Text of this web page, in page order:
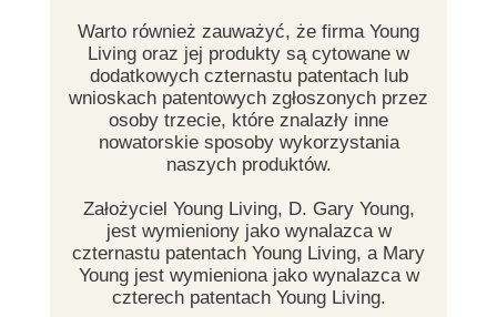
Warto również zauważyć, że firma Young
Living oraz jej produkty są cytowane w
dodatkowych czternastu patentach lub
wnioskach patentowych zgłoszonych przez
osoby trzecie, które znalazły inne
nowatorskie sposoby wykorzystania
naszych produktów.
Założyciel Young Living, D. Gary Young,
jest wymieniony jako wynalazca w
czternastu patentach Young Living, a Mary
Young jest wymieniona jako wynalazca w
czterech patentach Young Living.